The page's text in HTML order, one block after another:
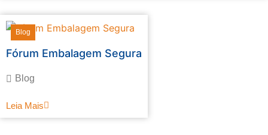
Blog
Fórum Embalagem Segura
Blog
Leia Mais